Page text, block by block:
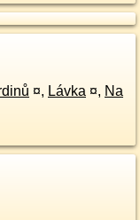
¤, Lávka ¤, Na